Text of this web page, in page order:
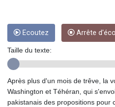
Ecoutez Arrête
Taille du texte:
Après plus d'un mois de trêve, la
Washington et Téhéran, qui
pakistanais des propositions pour